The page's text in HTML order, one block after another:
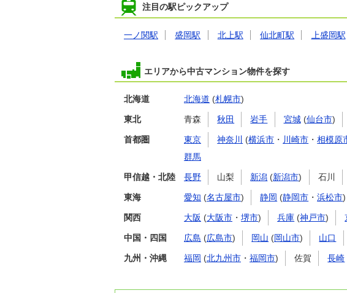
注目の駅ピックアップ
一ノ関駅 盛岡駅 北上駅 仙北町駅 上盛岡駅
エリアから中古マンション物件を探す
北海道 北海道 (札幌市)
東北 青森 秋田 岩手 宮城(仙台市)
首都圏 東京 神奈川 (横浜市 ・ 川崎市 ・相模原
群馬
甲信越・北陸 長野 山梨 新潟 (新潟市) 石川
東海 愛知 (名古屋市) 静岡 (静岡市 ・浜松市)
関西 大阪 (大阪市 ・ 堺市) 兵庫 (神戸市)
中国・四国 広島 (広島市) 岡山 (岡山市) 山口
九州・沖縄 福岡 (北九州市 ・ 福岡市) 佐賀 長崎